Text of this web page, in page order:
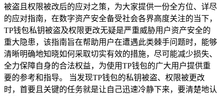
被盗且权限被改后的应对之策，为大家提供一份全方位、详尽
的应对指南，在数字资产安全备受社会各界高度关注的当下，
TP钱包私钥被盗及权限更改无疑是严重威胁用户资产安全的
重大隐患，该指南旨在帮助用户在遭遇此类棘手问题时，能够
清晰明确地知晓如何采取切实有效的措施，尽可能减少损失、
全力保障自身的合法权益，为使用TP钱包的广大用户提供重
要的参考和指导。 当发现TP钱包的私钥被盗、权限被更改
时，首要且关键的任务就是让自己迅速冷静下来，要清楚地认